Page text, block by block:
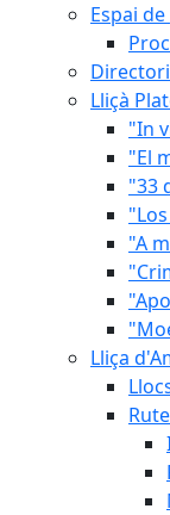
Espai
Lliçà
"In
"El
"33
"A
Lliça